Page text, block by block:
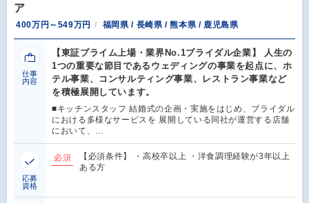
ア
400万円～549万円 福岡県 / 長崎県 / 熊本県 / 鹿児島県
仕事
内容
【東証プライム上場・業界No.1ブライダル企業】 人生の
1つの重要な節目であるウェディングの事業を起点に、ホ
テル事業、コンサルティング事業、レストラン事業など
を積極展開しています。
■キッチンスタッフ 結婚式の企画・実施をはじめ、ブライダル
における多様なサービスを 展開している同社が運営する店舗
において、…
応募
資格
必須
【必須条件】 ・高校卒以上 ・洋食調理経験が3年以上
ある方